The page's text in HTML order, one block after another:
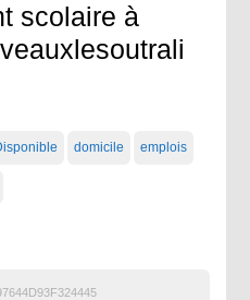
scolaire à
domicile emplois